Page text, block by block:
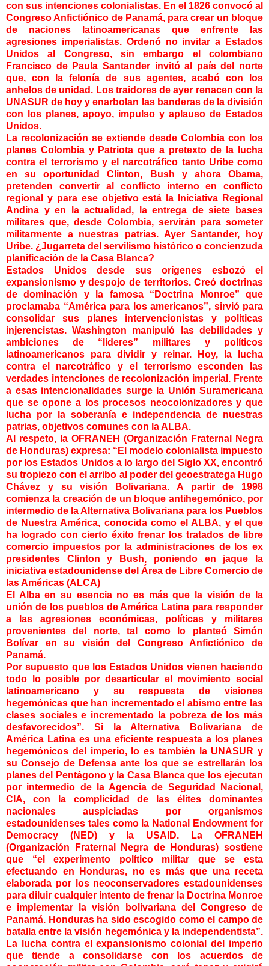
con sus intenciones colonialistas. En el 1826 convocó al
Congreso Anfictiónico de Panamá, para crear un bloque
de naciones latinoamericanas que enfrente las
agresiones imperialistas. Ordenó no invitar a Estados
Unidos al Congreso, sin embargo el colombiano
Francisco de Paula Santander invitó al país del norte
que, con la felonía de sus agentes, acabó con los
anhelos de unidad. Los traidores de ayer renacen con la
UNASUR de hoy y enarbolan las banderas de la división
con los planes, apoyo, impulso y aplauso de Estados
Unidos.
La recolonización se extiende desde Colombia con los
planes Colombia y Patriota que a pretexto de la lucha
contra el terrorismo y el narcotráfico tanto Uribe como
en su oportunidad Clinton, Bush y ahora Obama,
pretenden convertir al conflicto interno en conflicto
regional y para ese objetivo está la Iniciativa Regional
Andina y en la actualidad, la entrega de siete bases
militares que, desde Colombia, servirán para someter
militarmente a nuestras patrias. Ayer Santander, hoy
Uribe. ¿Jugarreta del servilismo histórico o concienzuda
planificación de la Casa Blanca?
Estados Unidos desde sus orígenes esbozó el
expansionismo y despojo de territorios. Creó doctrinas
de dominación y la famosa “Doctrina Monroe” que
proclamaba “América para los americanos”, sirvió para
consolidar sus planes intervencionistas y políticas
injerencistas. Washington manipuló las debilidades y
ambiciones de “líderes” militares y políticos
latinoamericanos para dividir y reinar. Hoy, la lucha
contra el narcotráfico y el terrorismo esconden las
verdades intenciones de recolonización imperial. Frente
a esas intencionalidades surge la Unión Suramericana
que se opone a los procesos neocolonizadores y que
lucha por la soberanía e independencia de nuestras
patrias, objetivos comunes con la ALBA.
Al respeto, la OFRANEH (Organización Fraternal Negra
de Honduras) expresa: “El modelo colonialista impuesto
por los Estados Unidos a lo largo del Siglo XX, encontró
su tropiezo con el arribo al poder del geoestratega Hugo
Chávez y su visión Bolivariana. A partir de 1998
comienza la creación de un bloque antihegemónico, por
intermedio de la Alternativa Bolivariana para los Pueblos
de Nuestra América, conocida como el ALBA, y el que
ha logrado con cierto éxito frenar los tratados de libre
comercio impuestos por la administraciones de los ex
presidentes Clinton y Bush, poniendo en jaque la
iniciativa estadounidense del Área de Libre Comercio de
las Américas (ALCA)
El Alba en su esencia no es más que la visión de la
unión de los pueblos de América Latina para responder
a las agresiones económicas, políticas y militares
provenientes del norte, tal como lo planteó Simón
Bolívar en su visión del Congreso Anfictiónico de
Panamá.
Por supuesto que los Estados Unidos vienen haciendo
todo lo posible por desarticular el movimiento social
latinoamericano y su respuesta de visiones
hegemónicas que han incrementado el abismo entre las
clases sociales e incrementado la pobreza de los más
desfavorecidos”. Si la Alternativa Bolivariana de
América Latina es una eficiente respuesta a los planes
hegemónicos del imperio, lo es también la UNASUR y
su Consejo de Defensa ante los que se estrellarán los
planes del Pentágono y la Casa Blanca que los ejecutan
por intermedio de la Agencia de Seguridad Nacional,
CIA, con la complicidad de las élites dominantes
nacionales auspiciadas por organismos
estadounidenses tales como la National Endowment for
Democracy (NED) y la USAID. La OFRANEH
(Organización Fraternal Negra de Honduras) sostiene
que “el experimento político militar que se esta
efectuando en Honduras, no es más que una receta
elaborada por los neoconservadores estadounidenses
para diluir cualquier intento de frenar la Doctrina Monroe
e implementar la visión bolivariana del Congreso de
Panamá. Honduras ha sido escogido como el campo de
batalla entre la visión hegemónica y la independentista”.
La lucha contra el expansionismo colonial del imperio
que tiende a consolidarse con los acuerdos de